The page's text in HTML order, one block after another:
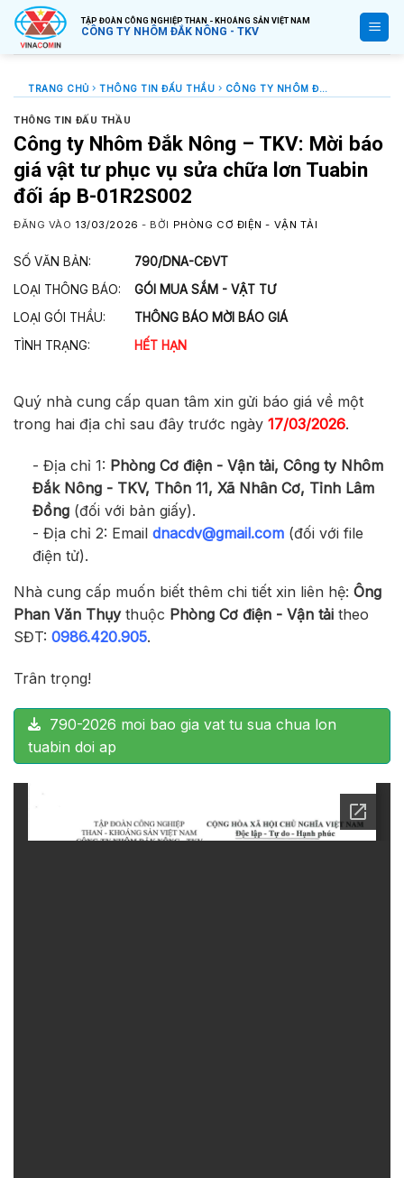
Bỏ
qua
nội
TẬP ĐOÀN CÔNG NGHIỆP THAN - KHOÁNG SẢN VIỆT NAM
CÔNG TY NHÔM ĐẮK NÔNG - TKV
TRANG CHỦ THÔNG TIN ĐẤU THẦU CÔNG TY NHÔM ĐẮK NÔNG – TKV: MỜI BÁO GIÁ VẬT TƯ PHỤC VỤ SỬA CHỮA LƠN TUABIN ĐỐI ÁP B-01R2S002
THÔNG TIN ĐẤU THẦU
Công ty Nhôm Đắk Nông – TKV: Mời báo
giá vật tư phục vụ sửa chữa lơn Tuabin
đối áp B-01R2S002
ĐĂNG VÀO 13/03/2026 - BỞI PHÒNG CƠ ĐIỆN - VẬN TẢI
SỐ VĂN BẢN:
790/DNA-CĐVT
LOẠI THÔNG BÁO:
GÓI MUA SẮM - VẬT TƯ
LOẠI GÓI THẦU:
THÔNG BÁO MỜI BÁO GIÁ
TÌNH TRẠNG:
HẾT HẠN
Quý nhà cung cấp quan tâm xin gửi báo giá về một
trong hai địa chỉ sau đây trước ngày 17/03/2026.
- Địa chỉ 1: Phòng Cơ điện - Vận tải, Công ty Nhôm
Đắk Nông - TKV, Thôn 11, Xã Nhân Cơ, Tỉnh Lâm
Đồng(đối với bản giấy).
- Địa chỉ 2: Email dnacdv@gmail.com(đối với file
điện tử).
Nhà cung cấp muốn biết thêm chi tiết xin liên hệ: Ông
Phan Văn Thụythuộc Phòng Cơ điện - Vận tải theo
SĐT: 0986.420.905.
Trân trọng!
790-2026 moi bao gia vat tu sua chua lon
tuabin doi ap